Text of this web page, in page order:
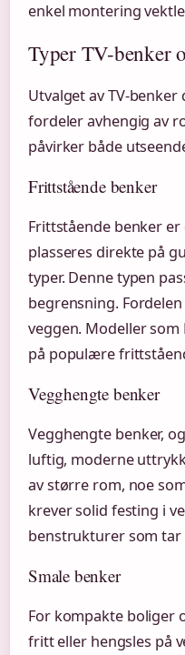
enkel montering
Typer TV-benker
Utvalget av TV-
fordeler avhengig av
påvirker både
Frittstående benker
Frittstående benker
plasseres direkte på
typer. Denne typen
begrensning.
veggen. Modeller
på populære
Vegghengte benker
Vegghengte benker,
luftig, moderne
av større rom, noe
krever solid festing i
benstrukturer som tar
Smale benker
For kompakte boliger
fritt eller hengsles på